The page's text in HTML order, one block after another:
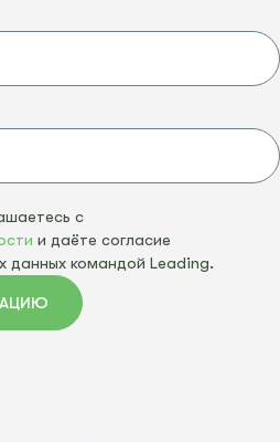
с
и даёте согласие
данных командой Leading.